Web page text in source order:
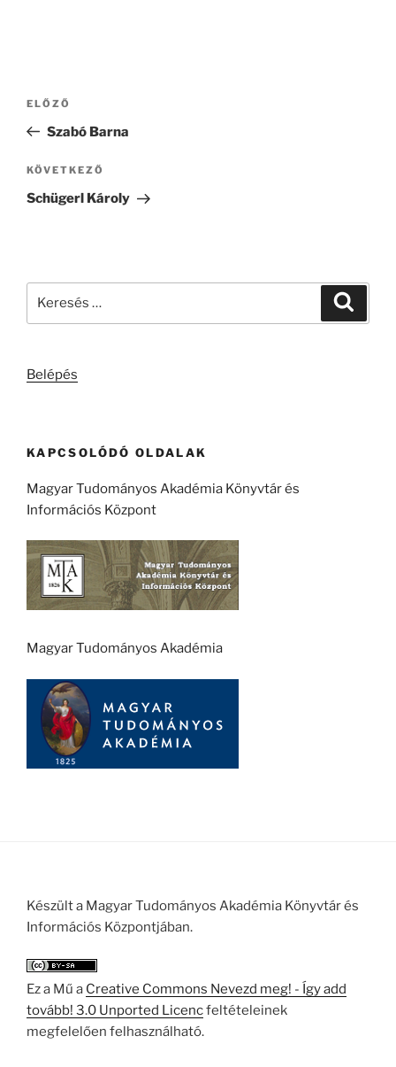
Bejegyzés
Korábbi
bejegyzés
ELŐZŐ
Szabó Barna
Következő
bejegyzés
KÖVETKEZŐ
Schügerl Károly
Belépés
KAPCSOLÓDÓ OLDALAK
Magyar Tudományos Akadémia Könyvtár és
Információs Központ
Magyar Tudományos Akadémia
Készült a Magyar Tudományos Akadémia Könyvtár és
Információs Központjában.
Ez a Mű a Creative Commons Nevezd meg! - Így add
tovább! 3.0 Unported Licencfeltételeinek
megfelelően felhasználható.